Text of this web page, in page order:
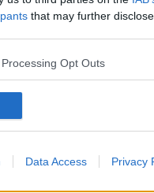
that may further
Opt Outs
Data Access Privacy
e vivere felici